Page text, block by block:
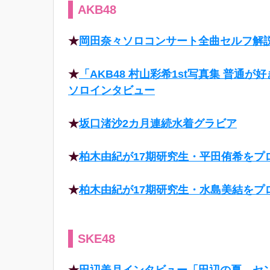
AKB48
★岡田奈々ソロコンサート全曲セルフ解
★ 「AKB48 村山彩希1st写真集 普通が
ソロインタビュー
★坂口渚沙2カ月連続水着グラビア
★柏木由紀が17期研究生・平田侑希をプ
★柏木由紀が17期研究生・水島美結をプ
SKE48